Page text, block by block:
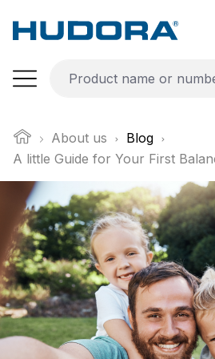
Skip to main content
About us
Blog
A little Guide for Your First